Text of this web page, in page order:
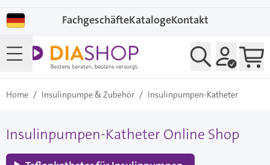
FachgeschäfteKatalogeKontakt
Home / Insulinpumpe & Zubehör / Insulinpumpen-Katheter
Insulinpumpen-Katheter Online Shop